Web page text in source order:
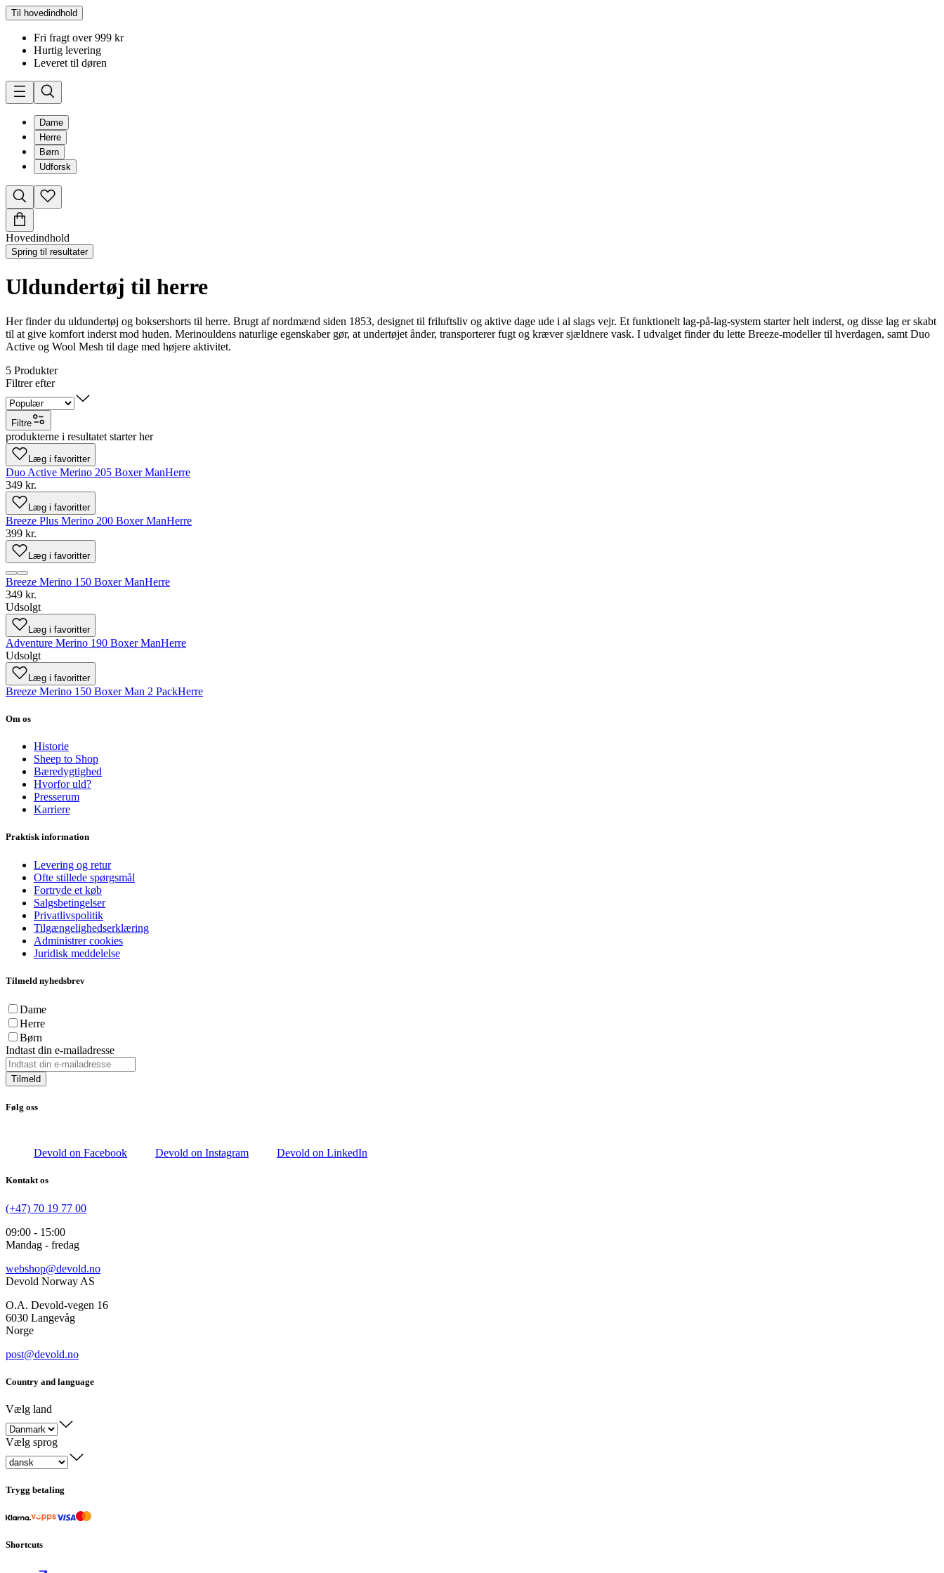
Til hovedindhold
Fri fragt over 999 kr
Hurtig levering
Leveret til døren
Dame
Herre
Børn
Udforsk
Hovedindhold
Spring til resultater
Uldundertøj til herre
Her finder du uldundertøj og boksershorts til herre. Brugt af nordmænd siden 1853, designet til friluftsliv og aktive dage ude i al slags vejr. Et funktionelt lag-på-lag-system starter helt inderst, og disse lag er skabt
til at give komfort inderst mod huden. Merinouldens naturlige egenskaber gør, at undertøjet ånder, transporterer fugt og kræver sjældnere vask. I udvalget finder du lette Breeze-modeller til hverdagen, samt Duo
Active og Wool Mesh til dage med højere aktivitet.
5 Produkter
Filtrer efter
Filtre
produkterne i resultatet starter her
Læg i favoritter
Duo Active Merino 205 Boxer ManHerre
349 kr.
Læg i favoritter
Breeze Plus Merino 200 Boxer ManHerre
399 kr.
Læg i favoritter
Breeze Merino 150 Boxer ManHerre
349 kr.
Udsolgt
Læg i favoritter
Adventure Merino 190 Boxer ManHerre
Udsolgt
Læg i favoritter
Breeze Merino 150 Boxer Man 2 PackHerre
Om os
Historie
Sheep to Shop
Bæredygtighed
Hvorfor uld?
Presserum
Karriere
Praktisk information
Levering og retur
Ofte stillede spørgsmål
Fortryde et køb
Salgsbetingelser
Privatlivspolitik
Tilgængelighedserklæring
Administrer cookies
Juridisk meddelelse
Tilmeld nyhedsbrev
Dame
Herre
Børn
Indtast din e-mailadresse
Tilmeld
Følg oss
Devold on Facebook Devold on Instagram Devold on LinkedIn
Kontakt os
(+47) 70 19 77 00
09:00 - 15:00
Mandag - fredag
webshop@devold.no
Devold Norway AS
O.A. Devold-vegen 16
6030 Langevåg
Norge
post@devold.no
Country and language
Vælg land
Vælg sprog
Trygg betaling
Shortcuts